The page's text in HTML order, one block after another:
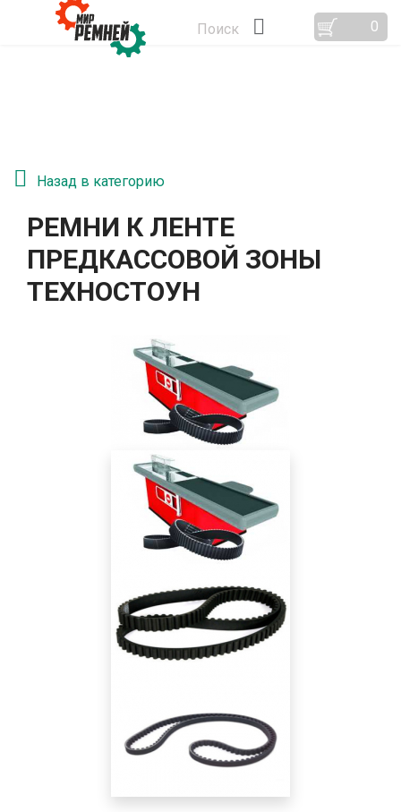
Поиск 0
Назад в категорию
РЕМНИ К ЛЕНТЕ
ПРЕДКАССОВОЙ ЗОНЫ
ТЕХНОСТОУН